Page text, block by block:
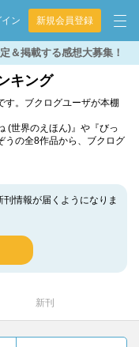
イン 新規会員登録
＆掲載する感想大募集！
キング
す。ブクログユーザが本棚
(世界のえほん)』や『びっ
うの全8作品から、ブクログ
情報が届くようになりま
新刊